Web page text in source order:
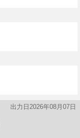
出力日2026年08月07日